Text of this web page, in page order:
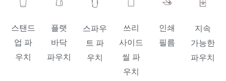
스탠드
업 파
우치
플랫
바닥
파우치
스파우
트 파
우치
쓰리
사이드
씰 파
우치
인쇄
필름
지속
가능한
파우치